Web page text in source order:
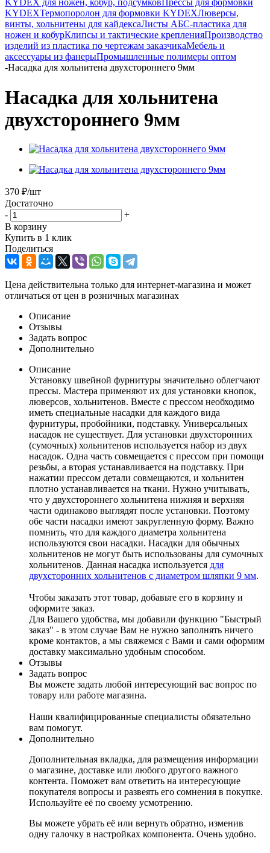
KYDEX для ножен, кобур, подсумков Прессы для формовки
KYDEXТермопоролон для формовки KYDEXЛюверсы,
винты, хольнитены для кайдексаЛисты АБС-пластика для
ножен и кобурКлипсы и тактические крепленияПроизводство
изделий из пластика по чертежам заказчикаМебель и
аксессуары из фанерыПромышленные полимеры оптом
-Насадка для хольнитена двухстороннего 9мм
Насадка для хольнитена
двухстороннего 9мм
370 ₽/шт
Достаточно
-
+
В корзину
Купить в 1 клик
Поделиться
Цена действительна только для интернет-магазина и может
отличаться от цен в розничных магазинах
Описание
Отзывы
Задать вопрос
Дополнительно
Описание
Установку швейной фурнитуры значительно облегчают
прессы. Мастера применяют их для установки кнопок,
люверсов, хольнитенов. Вместе с прессом необходимо
иметь специальные насадки для каждого вида
фурнитуры, пробойники, подставку. Универсальных
насадок не существует. Для установки двухсторонних
(сумочных) хольнитенов используется набор из двух
насадок. Одна часть совмещается с прессом при помощи
резьбы, а вторая устанавливается на подставку. При
нажатии прессом детали совмещаются, и хольнитен
плотно устанавливается на ткани. Нужно учитывать,
что у двухстороннего хольнитена нижняя и верхняя
части одинаково выглядят после установки. Поэтому
обе части насадки имеют закругленную форму. Важно
помнить, что для каждого диаметра хольнитена
используются свои насадки. Насадки для обычных
хольнитенов не могут быть использованы для сумочных
хольнитенов. Данная насадка используется для
двухсторонних хольнитенов с диаметром шляпки 9 мм.
Чтобы заказать этот товар, добавьте его в корзину и
оформите заказ.
Для Вашего удобства, мы добавили функцию "Быстрый
заказ" - в этом случае Вам не нужно заполнять ничего
кроме контактов, а мы свяжемся с Вами и сами оформим
доставку максимально удобным способом.
Отзывы
Задать вопрос
Вы можете задать любой интересующий вас вопрос по
товару или работе магазина.
Наши квалифицированные специалисты обязательно
вам помогут.
Дополнительно
Дополнительная вкладка, для размещения информации
о магазине, доставке или любого другого важного
контента. Поможет вам ответить на интересующие
покупателя вопросы и развеять его сомнения в покупке.
Используйте её по своему усмотрению.
Вы можете убрать её или вернуть обратно, изменив
одну галочку в настройках компонента. Очень удобно.